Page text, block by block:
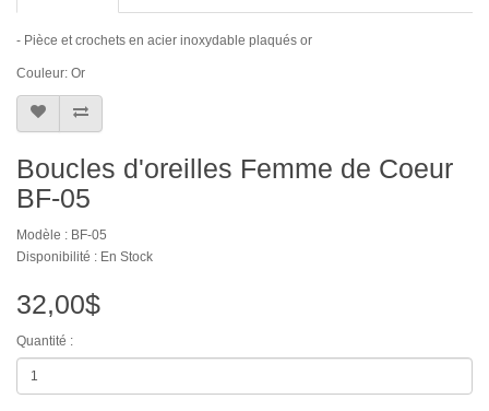
- Pièce et crochets en acier inoxydable plaqués or
Couleur: Or
Boucles d'oreilles Femme de Coeur
BF-05
Modèle : BF-05
Disponibilité : En Stock
32,00$
Quantité :